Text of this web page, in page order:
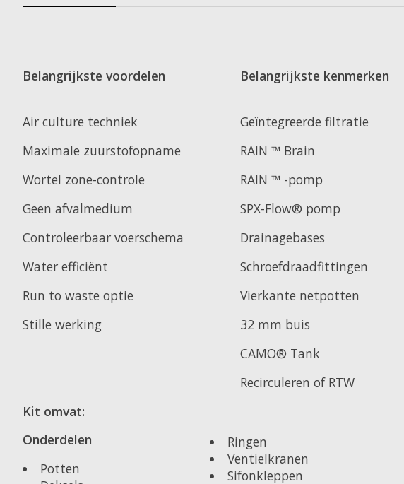
Belangrijkste voordelen Belangrijkste kenmerken
Air culture techniek
Geïntegreerde filtratie
Maximale zuurstofopname
RAIN ™ Brain
Wortel zone-controle
RAIN ™ -pomp
Geen afvalmedium
SPX-Flow® pomp
Controleerbaar voerschema
Drainagebases
Water efficiënt
Schroefdraadfittingen
Run to waste optie
Vierkante netpotten
Stille werking
32 mm buis
CAMO® Tank
Recirculeren of RTW
Kit omvat:
Onderdelen
Potten
Ringen
Ventielkranen
Sifonkleppen